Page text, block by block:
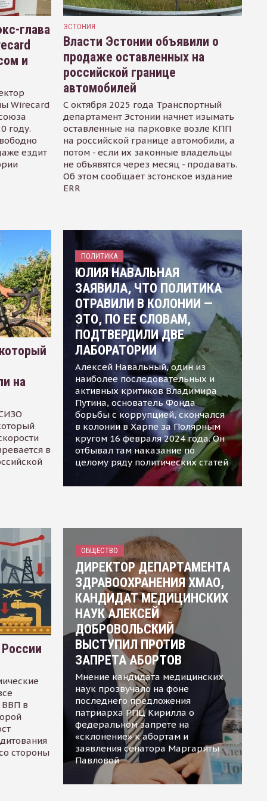
глава
и
Wirecard
году.
ездит
ЭСТОНИЯ
Власти Эстонии объявили о
продаже оставленных на
российской границе
автомобилей
С октября 2025 года Транспортный
департамент Эстонии начнет изымать
оставленные на парковке возле КПП
на российской границе автомобили, а
потом - если их законные владельцы
не объявятся через месяц - продавать.
Об этом сообщает эстонское издание
ERR
на
в
ПОЛИТИКА
ЮЛИЯ НАВАЛЬНАЯ
ЗАЯВИЛА, ЧТО ПОЛИТИКА
ОТРАВИЛИ В КОЛОНИИ —
ЭТО, ПО ЕЕ СЛОВАМ,
ПОДТВЕРДИЛИ ДВЕ
ЛАБОРАТОРИИ
Алексей Навальный, один из
наиболее последовательных и
активных критиков Владимира
Путина, основатель Фонда
борьбы с коррупцией, скончался
в колонии в Харпе за Полярным
кругом 16 февраля 2024 года. Он
отбывал там наказание по
целому ряду политических статей
ВВП в
стороны
ОБЩЕСТВО
ДИРЕКТОР ДЕПАРТАМЕНТА
ЗДРАВООХРАНЕНИЯ ХМАО,
КАНДИДАТ МЕДИЦИНСКИХ
НАУК АЛЕКСЕЙ
ДОБРОВОЛЬСКИЙ
ВЫСТУПИЛ ПРОТИВ
ЗАПРЕТА АБОРТОВ
Мнение кандидата медицинских
наук прозвучало на фоне
последнего предложения
патриарха РПЦ Кирилла о
федеральном запрете на
«склонение» к абортам и
заявления сенатора Маргариты
Павловой